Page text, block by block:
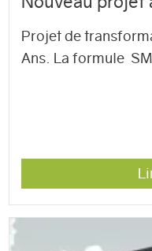
Projet de
Ans. La formule